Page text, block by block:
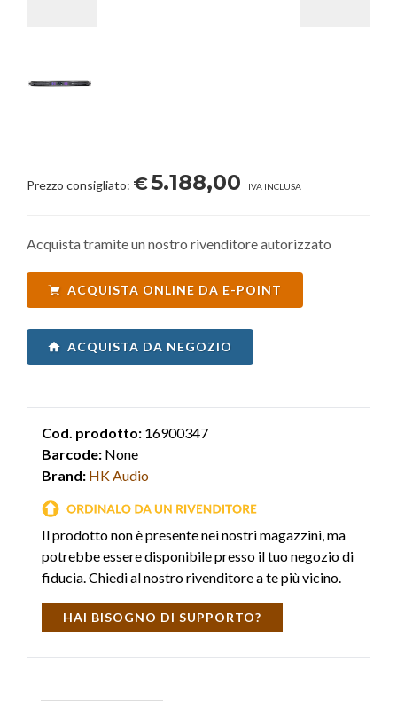
Prezzo consigliato: €5.188,00 IVA INCLUSA
Acquista tramite un nostro rivenditore autorizzato
ACQUISTA ONLINE DA E-POINT
ACQUISTA DA NEGOZIO
Cod. prodotto: 16900347
Barcode: None
Brand: HK Audio
Il prodotto non è presente nei nostri magazzini, ma
potrebbe essere disponibile presso il tuo negozio di
fiducia. Chiedi al nostro rivenditore a te più vicino.
HAI BISOGNO DI SUPPORTO?